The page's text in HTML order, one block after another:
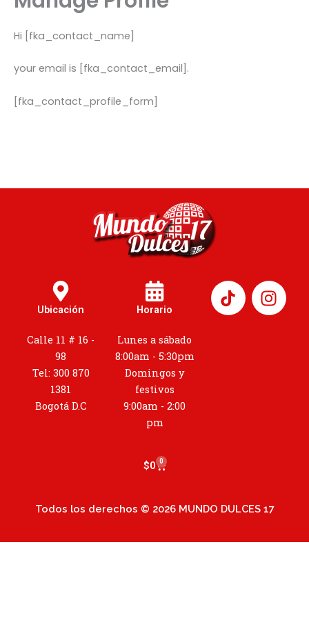
Hi [fka_contact_name]
your email is [fka_contact_email].
[fka_contact_profile_form]
Ubicación
Calle 11 # 16 -
98
Tel: 300 870
1381
Bogotá D.C
Horario
Lunes a sábado
8:00am - 5:30pm
Domingos y
festivos
9:00am - 2:00
pm
I
n
s
$0 0
Cart
Todos los derechos © 2026 MUNDO DULCES 17